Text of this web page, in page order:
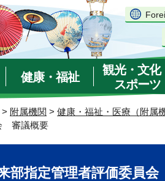
健康・福祉
観光・文化
スポーツ
> 附属機関 > 健康・福祉・医療（附属機
審議概要
部指定管理者評価委員